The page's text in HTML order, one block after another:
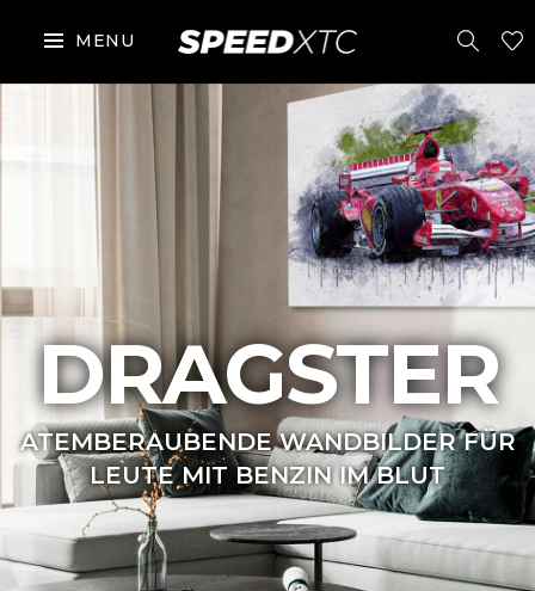
MENU
DRAGSTER
ATEMBERAUBENDE WANDBILDER FÜR
LEUTE MIT BENZIN IM BLUT